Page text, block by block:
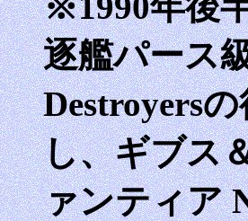
逐艦パース
Destroyers
し、ギブス
ァンティア